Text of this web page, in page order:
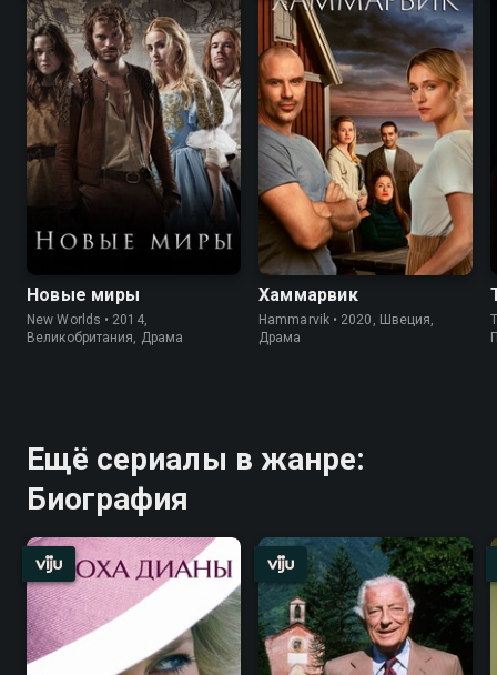
Новые миры
New Worlds • 2014,
Великобритания, Драма
Хаммарвик
Hammarvik • 2020, Швеция,
Драма
Ещё сериалы в жанре:
Биография